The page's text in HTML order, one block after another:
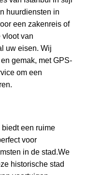
huurdiensten in
een zakenreis of
vloot van
uw eisen. Wij
gemak, met GPS-
om een
een ruime
voor
in de stad.We
historische stad